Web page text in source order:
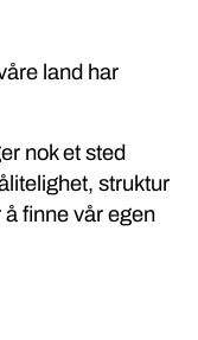
land har
nok et sted
struktur
finne vår egen